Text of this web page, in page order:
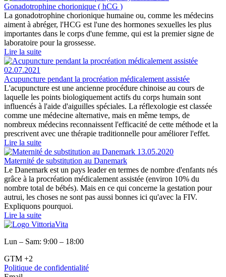
Gonadotrophine chorionique ( hCG )
La gonadotrophine chorionique humaine ou, comme les médecins
aiment à abréger, l'HCG est l'une des hormones sexuelles les plus
importantes dans le corps d'une femme, qui est la premier signe de
laboratoire pour la grossesse.
Lire la suite
02.07.2021
Acupuncture pendant la procréation médicalement assistée
L'acupuncture est une ancienne procédure chinoise au cours de
laquelle les points biologiquement actifs du corps humain sont
influencés à l'aide d'aiguilles spéciales. La réflexologie est classée
comme une médecine alternative, mais en même temps, de
nombreux médecins reconnaissent l'efficacité de cette méthode et la
prescrivent avec une thérapie traditionnelle pour améliorer l'effet.
Lire la suite
13.05.2020
Maternité de substitution au Danemark
Le Danemark est un pays leader en termes de nombre d'enfants nés
grâce à la procréation médicalement assistée (environ 10% du
nombre total de bébés). Mais en ce qui concerne la gestation pour
autrui, les choses ne sont pas aussi bonnes ici qu'avec la FIV.
Expliquons pourquoi.
Lire la suite
Lun – Sam: 9:00 – 18:00
GTM +2
Politique de confidentialité